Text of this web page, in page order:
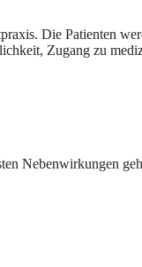
Die Patienten
Zugang zu
Nebenwirkungen